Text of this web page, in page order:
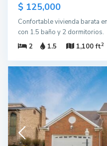
$ 125,000
Confortable vivienda barata
con 1.5 baño y 2 dormitorios.
2
1.5 1,100 ft2